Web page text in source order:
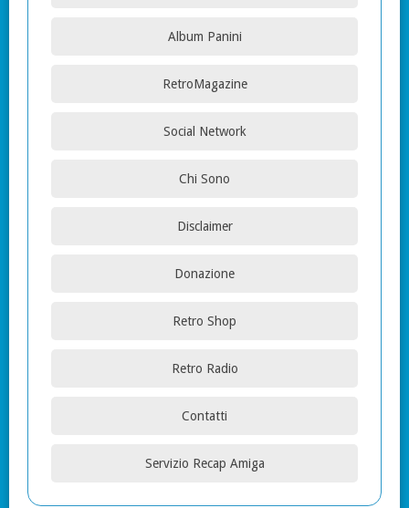
Album Panini
RetroMagazine
Social Network
Chi Sono
Disclaimer
Donazione
Retro Shop
Retro Radio
Contatti
Servizio Recap Amiga